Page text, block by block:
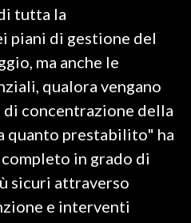
tutta la
piani di gestione del
ma anche le
qualora vengano
concentrazione della
quanto prestabilito" ha
in grado di
sicuri attraverso
e interventi